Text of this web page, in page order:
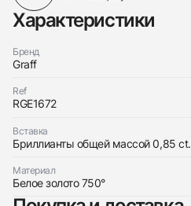
Характеристики
Бренд
Graff
Ref
RGE1672
Вставка
Бриллианты общей массой 0,85 ct.
Материал
Белое золото 750°